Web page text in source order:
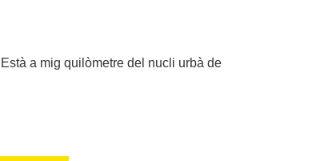
a mig quilòmetre del nucli urbà de